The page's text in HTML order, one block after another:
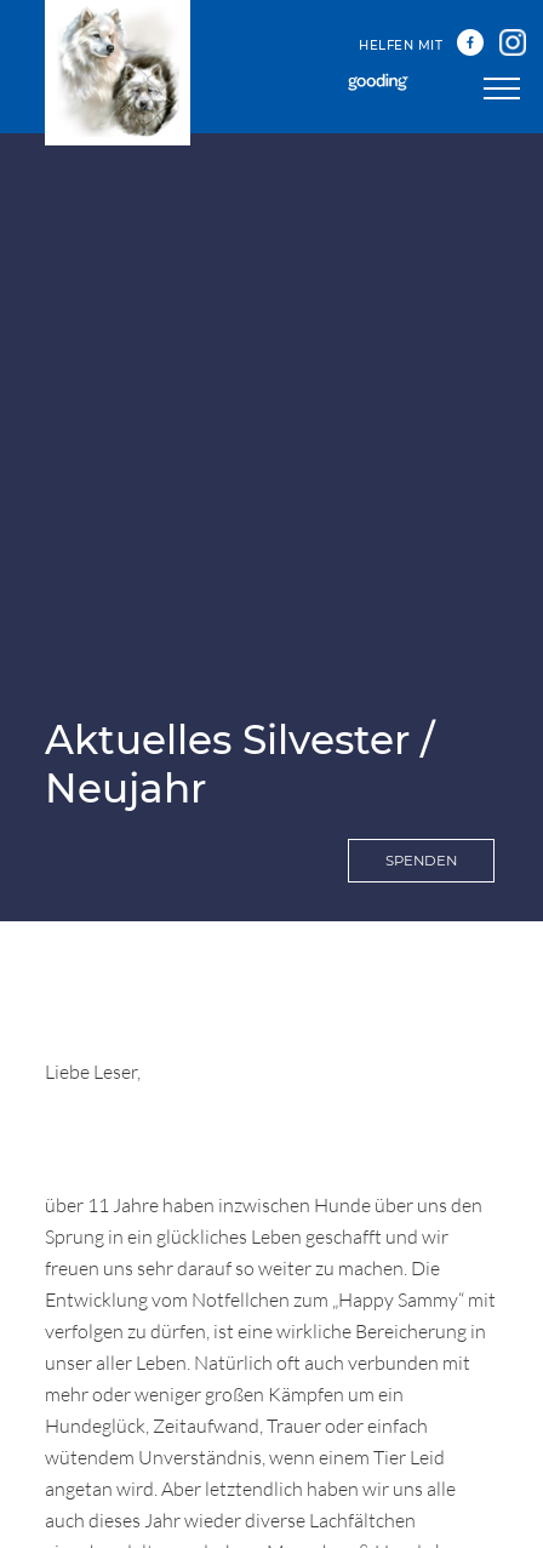
HELFEN MIT
Flugpate
Helfen Sie durch Ihren Einkauf
Überlegungen vor der Adoption
Vermittlungsablauf
Der Samojede
Parasitäre Erkrankungen
Notfellchen & Tierschutz
Allgemeiner Tierschutz und Recht
Interessante Links
Aktuelles Silvester /
Neujahr
SPENDEN
Liebe Leser,
über 11 Jahre haben inzwischen Hunde über uns den
Sprung in ein glückliches Leben geschafft und wir
freuen uns sehr darauf so weiter zu machen. Die
Entwicklung vom Notfellchen zum „Happy Sammy“ mit
verfolgen zu dürfen, ist eine wirkliche Bereicherung in
unser aller Leben. Natürlich oft auch verbunden mit
mehr oder weniger großen Kämpfen um ein
Hundeglück, Zeitaufwand, Trauer oder einfach
wütendem Unverständnis, wenn einem Tier Leid
angetan wird. Aber letztendlich haben wir uns alle
auch dieses Jahr wieder diverse Lachfältchen